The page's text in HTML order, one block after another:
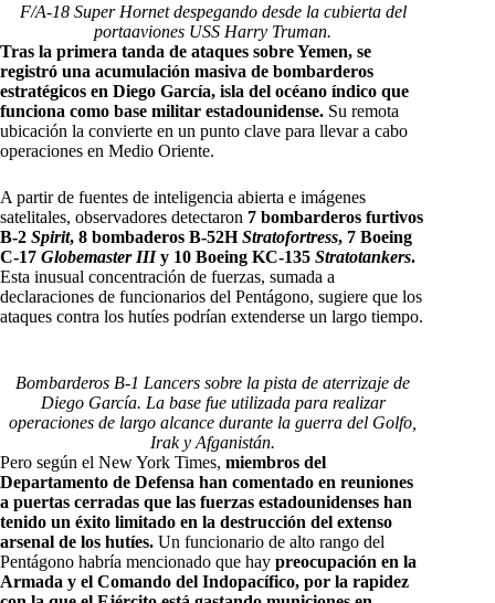
F/A-18 Super Hornet despegando desde la cubierta del
portaaviones USS Harry Truman.
Tras la primera tanda de ataques sobre Yemen, se
registró una acumulación masiva de bombarderos
estratégicos en Diego García, isla del océano índico que
funciona como base militar estadounidense. Su remota
ubicación la convierte en un punto clave para llevar a cabo
operaciones en Medio Oriente.
A partir de fuentes de inteligencia abierta e imágenes
satelitales, observadores detectaron 7 bombarderos furtivos
B-2 Spirit, 8 bombaderos B-52HStratofortress, 7 Boeing
C-17 Globemaster IIIy 10 Boeing KC-135 Stratotankers.
Esta inusual concentración de fuerzas, sumada a
declaraciones de funcionarios del Pentágono, sugiere que los
ataques contra los hutíes podrían extenderse un largo tiempo.
Bombarderos B-1 Lancers sobre la pista de aterrizaje de
Diego García. La base fue utilizada para realizar
operaciones de largo alcance durante la guerra del Golfo,
Irak y Afganistán.
Pero según el New York Times, miembros del
Departamento de Defensa han comentado en reuniones
a puertas cerradas que las fuerzas estadounidenses han
tenido un éxito limitado en la destrucción del extenso
arsenal de los hutíes. Un funcionario de alto rango del
Pentágono habría mencionado que hay preocupación en la
Armada y el Comando del Indopacífico, por la rapidez